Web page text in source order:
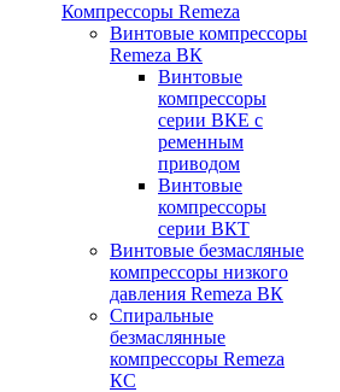
Компрессоры Remeza
Винтовые компрессоры
Remeza ВК
Винтовые
компрессоры
серии ВКЕ с
ременным
приводом
Винтовые
компрессоры
серии ВКТ
Винтовые безмасляные
компрессоры низкого
давления Remeza ВК
Спиральные
безмаслянные
компрессоры Remeza
КС